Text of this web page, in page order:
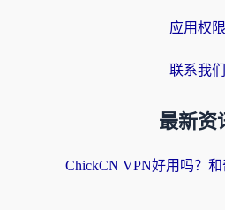
应用权限
联系我们
最新资